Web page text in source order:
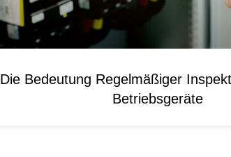
Die Bedeutung Regelmäßiger
Betriebsgeräte